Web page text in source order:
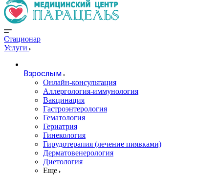
Стационар
Услуги
Взрослым
Онлайн-консультация
Аллергология-иммунология
Вакцинация
Гастроэнтерология
Гематология
Гериатрия
Гинекология
Гирудотерапия (лечение пиявками)
Дерматовенерология
Диетология
Еще